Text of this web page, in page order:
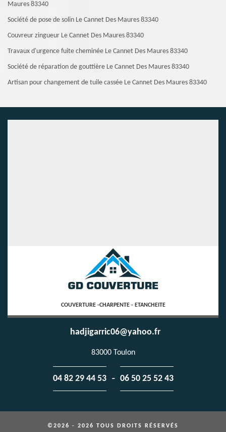
Maures 83340
Société de pose de solin Le Cannet Des Maures 83340
Couvreur zingueur Le Cannet Des Maures 83340
Travaux d'urgence fuite cheminée Le Cannet Des Maures 83340
Société de réparation de gouttière Le Cannet Des Maures 83340
Artisan pour changement de tuile cassée Le Cannet Des Maures 83340
COUVERTURE -CHARPENTE - ETANCHEITE
hadjigarric06@yahoo.fr
83000 Toulon
04 82 29 44 53 - 06 50 25 52 43
©2026 - 2026 TOUS DROITS RÉSERVÉS